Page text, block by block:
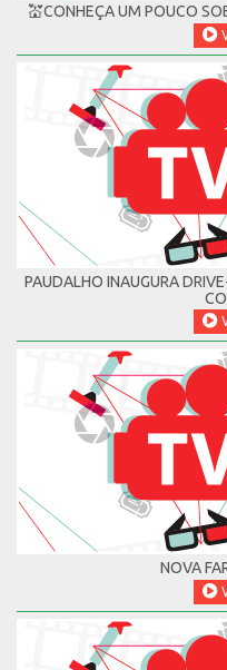
💒CONHEÇA UM POUCO
PAUDALHO INAUGURA
NOVA